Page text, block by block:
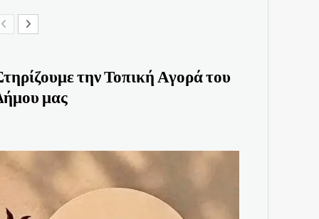
την Τοπική Αγορά του
μας